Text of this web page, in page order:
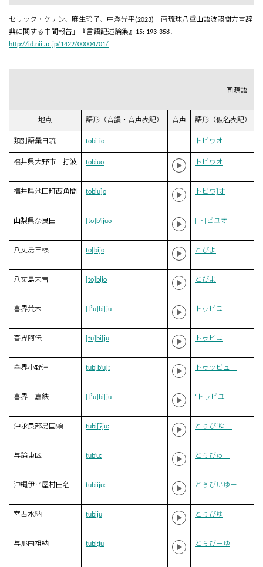
セリック・ケナン、麻生玲子、中澤光平(2023)「南琉球八重山語波照間方言辞
典に関する中間報告」『言語記述論集』15: 193-358．
http://id.nii.ac.jp/1422/00004701/
同源語
地点 語形（音韻・音声表記） 音声 語形（仮名表記）
類別語彙日琉 tobi-io トビウオ
福井県大野市上打波 tobiuo トビウオ
福井県池田町西角間 tobiu]o トビウ]オ
山梨県奈良田 [to]bʲijuo [ト]ビユオ
八丈島三根 to[bijo とびよ
八丈島末吉 [to]bijo とびよ
喜界荒木 [tˀu]bi[ju トゥビユ
喜界阿伝 [tu]bi[ju トゥビユ
喜界小野津 tub[bʲu]ː トゥッビュー
喜界上嘉鉄 [tˀu]bi[ju ‘トゥビユ
沖永良部島国頭 tubi[ʔjuː とぅび‘ゆー
与論東区 tubʲuː とぅびゅー
沖縄伊平屋村田名 tubiijuː とぅびいゆー
宮古水納 tubiju とぅびゆ
与那国祖納 tubiːju とぅびーゆ